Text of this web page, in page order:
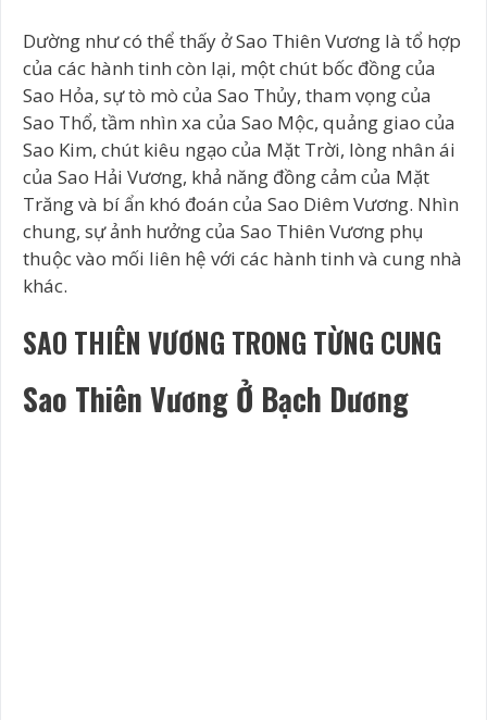
Dường như có thể thấy ở Sao Thiên Vương là tổ hợp
của các hành tinh còn lại, một chút bốc đồng của
Sao Hỏa, sự tò mò của Sao Thủy, tham vọng của
Sao Thổ, tầm nhìn xa của Sao Mộc, quảng giao của
Sao Kim, chút kiêu ngạo của Mặt Trời, lòng nhân ái
của Sao Hải Vương, khả năng đồng cảm của Mặt
Trăng và bí ẩn khó đoán của Sao Diêm Vương. Nhìn
chung, sự ảnh hưởng của Sao Thiên Vương phụ
thuộc vào mối liên hệ với các hành tinh và cung nhà
khác.
SAO THIÊN VƯƠNG TRONG TỪNG CUNG
Sao Thiên Vương Ở Bạch Dương